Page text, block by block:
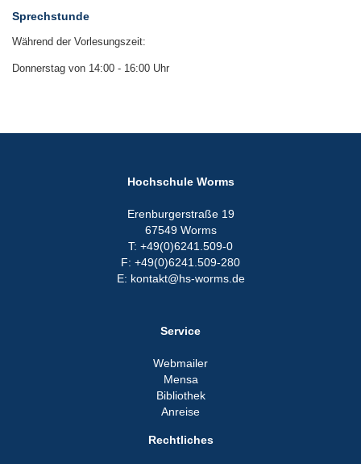
Sprechstunde
Während der Vorlesungszeit:
Donnerstag von 14:00 - 16:00 Uhr
Hochschule Worms
Erenburgerstraße 19
67549 Worms
T: +49(0)6241.509-0
F: +49(0)6241.509-280
E: kontakt@hs-worms.de
Service
Webmailer
Mensa
Bibliothek
Anreise
Rechtliches